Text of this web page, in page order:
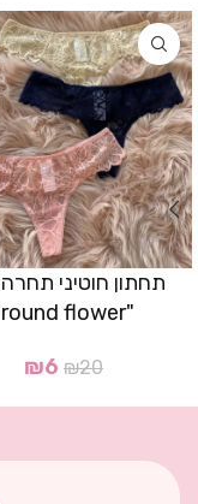
תחתון חוטיני
"round flower"
₪20
₪6